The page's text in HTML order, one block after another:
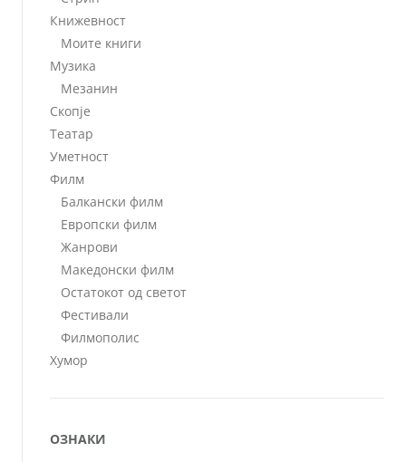
Книжевност
Моите книги
Музика
Мезанин
Скопје
Театар
Уметност
Филм
Балкански филм
Европски филм
Жанрови
Македонски филм
Остатокот од светот
Фестивали
Филмополис
Хумор
ОЗНАКИ